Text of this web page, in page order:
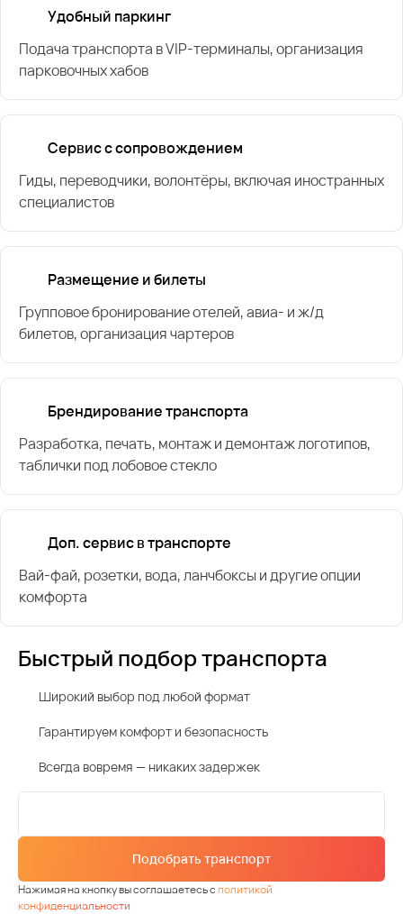
Удобный паркинг
Подача транспорта в VIP-терминалы, организация
парковочных хабов
Сервис с сопровождением
Гиды, переводчики, волонтёры, включая иностранных
специалистов
Размещение и билеты
Групповое бронирование отелей, авиа- и ж/д
билетов, организация чартеров
Брендирование транспорта
Разработка, печать, монтаж и демонтаж логотипов,
таблички под лобовое стекло
Доп. сервис в транспорте
Вай-фай, розетки, вода, ланчбоксы и другие опции
комфорта
Быстрый подбор транспорта
Широкий выбор под любой формат
Гарантируем комфорт и безопасность
Всегда вовремя — никаких задержек
Подобрать транспорт
Нажимая на кнопку вы соглашаетесь сполитикой
конфиденциальности